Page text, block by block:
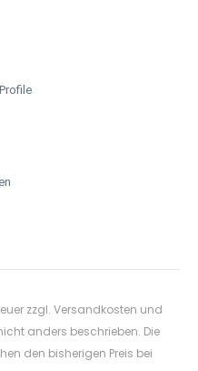
zzgl. Versandkosten und
anders beschrieben. Die
den bisherigen Preis bei